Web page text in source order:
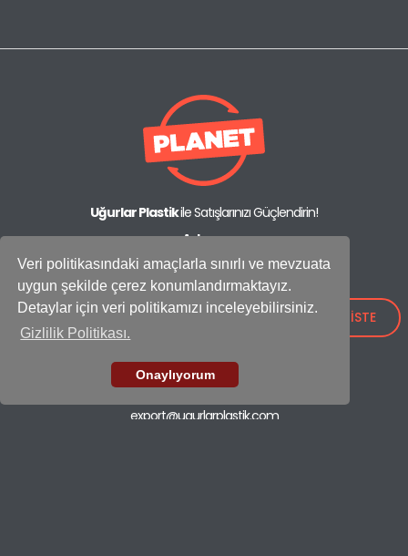
Veri politikasındaki amaçlarla sınırlı ve mevzuata
uygun şekilde çerez konumlandırmaktayız.
Detaylar için veri politikamızı inceleyebilirsiniz.
Gizlilik Politikası.
Onaylıyorum
Uğurlar Plastikile Satışlarınızı Güçlendirin!
Adres:
IOSB Mah., İpkas Sanayi Sitesi 3. Etap C Blok No: 21,
34490 Başakşehir - İstanbul / Türkiye
Showroom
+90 (212) 659 26 52
+90 (212) 549 37 17
export@ugurlarplastik.com
TEKLİF İSTE